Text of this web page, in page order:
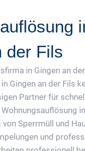
der Fils
in Gingen an
Gingen an der Fils
Partner für
Sperrmüll und
und